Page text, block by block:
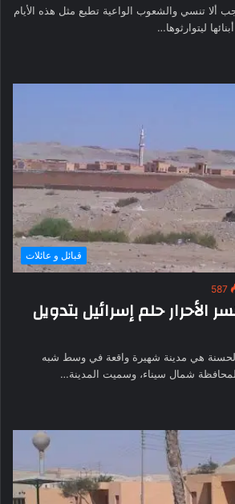
ألا تنسي والشعوب الواعية تطبع مثل هذه الأيام
ليتوارثوها…
قبائل و عائلات
587
الأحرار حلم إسرائيل بتدويل
هي مدينة شهيرة واقعة في وسط شبه
لمحافظة شمال سيناء، وسميت المدينة…